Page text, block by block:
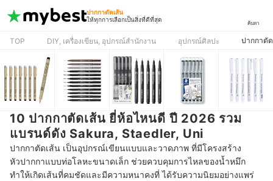
ปากกาตัดเส้น
ให้ทุกการเลือกเป็นสิ่งที่ดีที่สุด
ค้นหา
TOP DIY, เครื่องเขียน, อุปกรณ์สำนักงาน อุปกรณ์ศิลปะ ปากกาตั
10 ปากกาตัดเส้น ยี่ห้อไหนดี ปี 2026 รวม
แบรนด์ดัง Sakura, Staedler, Uni
ปากกาตัดเส้น เป็นอุปกรณ์เขียนแบบและวาดภาพ ที่มีโครงสร้าง
หัวปากกาแบบท่อโลหะขนาดเล็ก ช่วยควบคุมการไหลของน้ำหมึก
ทำให้เกิดเส้นที่คมชัดและมีความหนาคงที่ ได้รับความนิยมอย่างแพร่